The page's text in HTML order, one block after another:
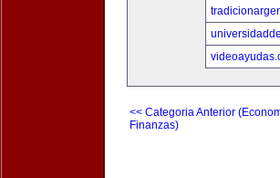
<< Categoria Anterior
Finanzas)